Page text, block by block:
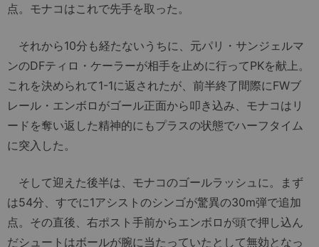
点。モナコはこれで先手を取った。
それから10分も経たないうちに、元パリ・サンジェルマ
ンのDFティロ・ケーラーが相手を止めに行ってPKを献上。
これを決められて1-1に返されたが、前半終了間際にFWブ
レール・エンボロがゴール正面から叩き込み、モナコはリ
ードを奪い返した精神的にもプラスの状態でハーフタイム
に突入した。
そして迎えた後半は、モナコのゴールラッシュに。まず
は54分、すでに1アシストのシンゴが驚異の30m弾で追加
点。その直後、右ポスト手前からエンボロが頭で押し込ん
だシュートはボールが腕に当たっていたとして無効となっ